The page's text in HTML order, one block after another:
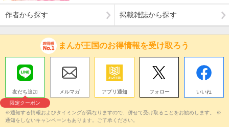
作者から探す 掲載雑誌から探す
まんが王国のお得情報を受け取ろう
友だち追加
限定クーポン
メルマガ アプリ通知 フォロー いいね
※通知する情報およびタイミングが異なりますので、併せて受け取ることをお勧めします。 ※
通知をしないキャンペーンもあります。ご了承ください。